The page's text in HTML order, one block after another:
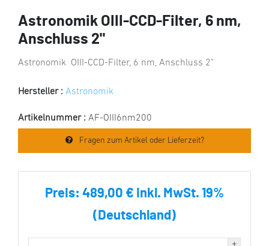
Astronomik OIII-CCD-Filter, 6 nm,
Anschluss 2"
Astronomik OIII-CCD-Filter, 6 nm, Anschluss 2"
Hersteller : Astronomik
Artikelnummer : AF-OIII6nm200
Fragen zum Artikel oder Lieferzeit?
Preis: 489,00 € inkl. MwSt. 19%
(Deutschland)